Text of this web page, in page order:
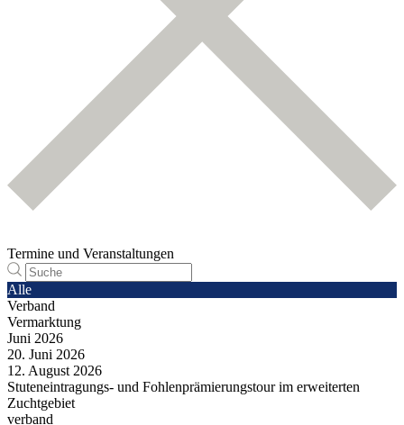
Termine und Veranstaltungen
Alle
Verband
Vermarktung
Juni 2026
20. Juni 2026
12. August 2026
Stuteneintragungs- und Fohlenprämierungstour im erweiterten
Zuchtgebiet
verband